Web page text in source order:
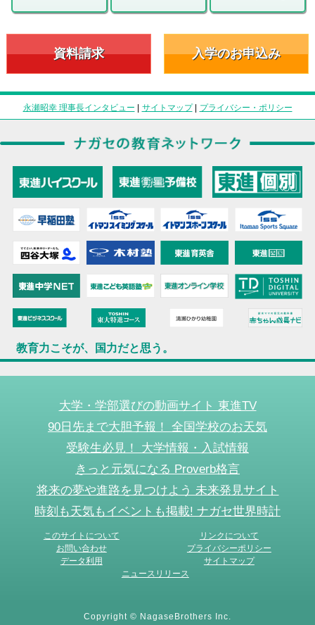
資料請求 入学のお申込み
永瀬昭幸 理事長インタビュー | サイトマップ| プライバシー・ポリシー
教育力こそが、国力だと思う。
大学・学部選びの動画サイト 東進TV
90日先まで大胆予報！ 全国学校のお天気
受験生必見！ 大学情報・入試情報
きっと元気になる Proverb格言
将来の夢や進路を見つけよう 未来発見サイト
時刻も天気もイベントも掲載! ナガセ世界時計
このサイトについて
リンクについて
お問い合わせ
プライバシーポリシー
データ利用
サイトマップ
ニュースリリース
Copyright © NagaseBrothers Inc.